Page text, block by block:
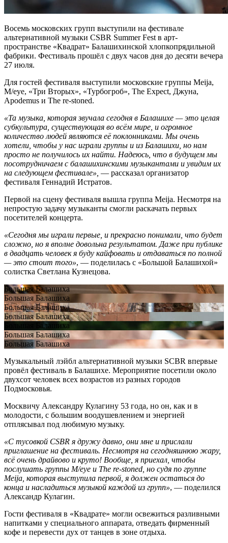
Восемь московских групп выступили на фестивале
альтернативной музыки CSBR Summer Fest в арт-
пространстве «Квадрат» Балашихинской хлопкопрядильной
фабрики. Фестиваль прошёл с двух часов дня до десяти вечера
27 июля.
Для гостей фестиваля выступили московские группы Meija,
M/eye, «Три Вторых», «Турбогроб», The Expect, Джуна,
Apodemus и The re-stoned.
«Та музыка, которая звучала сегодня в Балашихе — это целая
субкультура, существующая во всём мире, и огромное
количество людей являются её поклонниками. Мы очень
хотели, чтобы у нас играли группы и из Балашихи, но нам
просто не получилось их найти. Надеюсь, что в будущем мы
посотрудничаем с балашихинскими музыкантами и увидим их
на следующем фестивале», — рассказал организатор
фестиваля Геннадий Истратов.
Первой на сцену фестиваля вышла группа Meija. Несмотря на
непростую задачу музыканты смогли раскачать первых
посетителей концерта.
«Сегодня мы играли первые, и прекрасно понимали, что будет
сложно, но я вполне довольна результатом. Даже при публике
в двадцать человек я буду кайфовать и отдаваться по полной
— это стоит того», — поделилась с «Большой Балашихой»
солистка Светлана Кузнецова.
Большая Балашиха
Большая Балашиха
Большая Балашиха
Большая Балашиха
Большая Балашиха
Большая Балашиха
Большая Балашиха
Музыкальный лэйбл альтернативной музыки SCBR впервые
провёл фестиваль в Балашихе. Мероприятие посетили около
двухсот человек всех возрастов из разных городов
Подмосковья.
Москвичу Александру Кулагину 53 года, но он, как и в
молодости, с большим воодушевлением и энергией
отплясывал под любимую музыку.
«С тусовкой CSBR я дружу давно, они мне и прислали
приглашение на фестиваль. Несмотря на сегодняшнюю жару,
всё очень драйвово и круто! Вообще, я приехал, чтобы
послушать группы M/eye и The re-stoned, но судя по группе
Meija, которая выступила первой, я должен остаться до
конца и насладиться музыкой каждой из групп», — поделился
Александр Кулагин.
Гости фестиваля в «Квадрате» могли освежиться разливными
напитками у специального аппарата, отведать фирменный
кофе и перевести дух от танцев в зоне отдыха.